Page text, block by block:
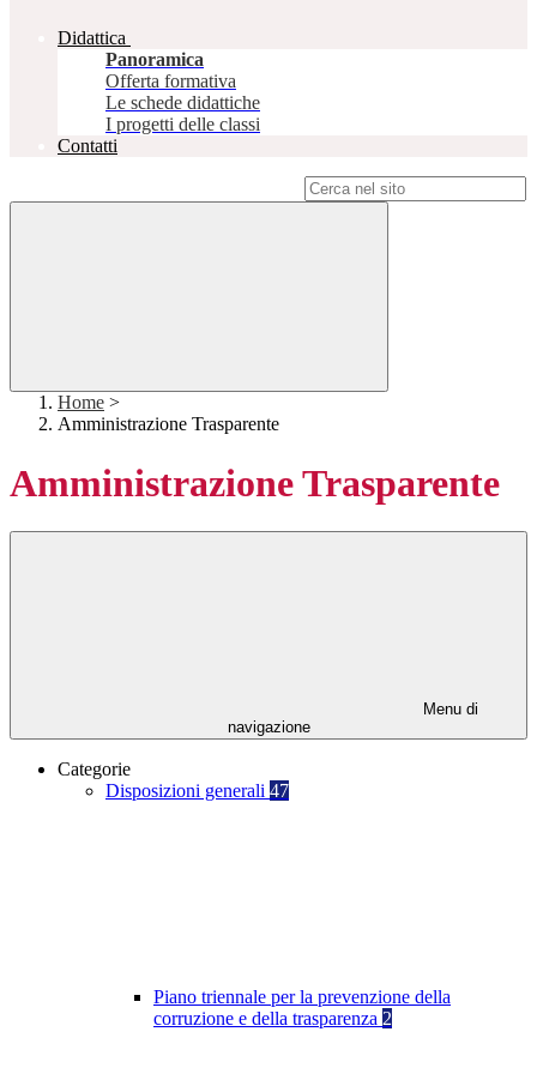
Didattica
Panoramica
Offerta formativa
Le schede didattiche
I progetti delle classi
Contatti
Home >
Amministrazione Trasparente
Amministrazione Trasparente
Menu di
navigazione
Categorie
Disposizioni generali 47
Piano triennale per la prevenzione della
corruzione e della trasparenza 2